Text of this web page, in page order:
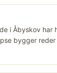
i Åbyskov har
bygger